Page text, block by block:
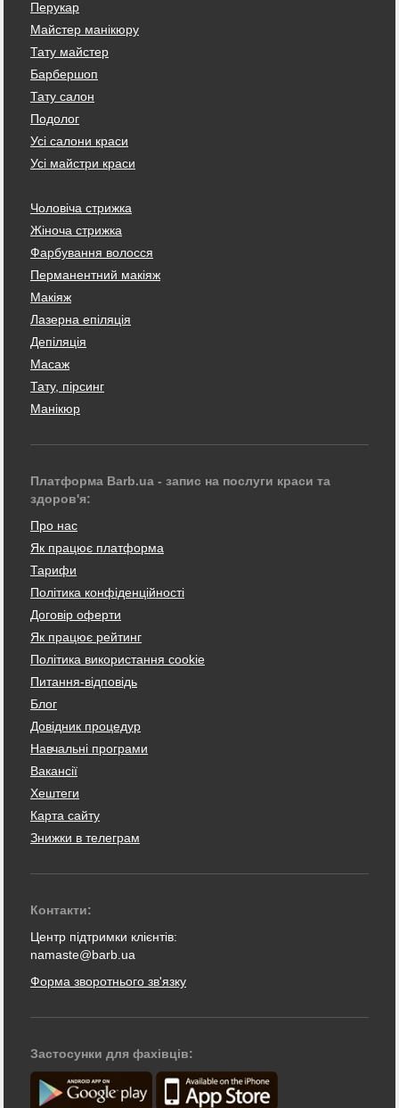
Перукар
Майстер манікюру
Тату майстер
Барбершоп
Тату салон
Подолог
Усі салони краси
Усі майстри краси
Чоловіча стрижка
Жіноча стрижка
Фарбування волосся
Перманентний макіяж
Макіяж
Лазерна епіляція
Депіляція
Масаж
Тату, пірсинг
Манікюр
Платформа Barb.ua - запис на послуги краси та
здоров'я:
Про нас
Як працює платформа
Тарифи
Політика конфіденційності
Договір оферти
Як працює рейтинг
Політика використання cookie
Питання-відповідь
Блог
Довідник процедур
Навчальні програми
Вакансії
Хештеги
Карта сайту
Знижки в телеграм
Контакти:
Центр підтримки клієнтів:
namaste@barb.ua
Форма зворотнього зв'язку
Застосунки для фахівців: